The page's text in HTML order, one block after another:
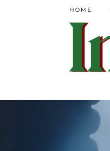
HOME